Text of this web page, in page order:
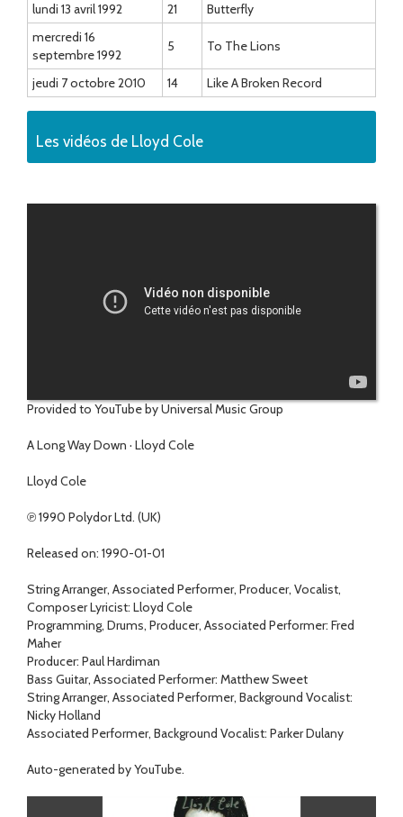
lundi 13 avril 1992
21
Butterfly
mercredi 16
septembre 1992
5 To The Lions
jeudi 7 octobre 2010 14 Like A Broken Record
Les vidéos de Lloyd Cole
Provided to YouTube by Universal Music Group
A Long Way Down · Lloyd Cole
Lloyd Cole
℗ 1990 Polydor Ltd. (UK)
Released on: 1990-01-01
String Arranger, Associated Performer, Producer, Vocalist,
Composer Lyricist: Lloyd Cole
Programming, Drums, Producer, Associated Performer: Fred
Maher
Producer: Paul Hardiman
Bass Guitar, Associated Performer: Matthew Sweet
String Arranger, Associated Performer, Background Vocalist:
Nicky Holland
Associated Performer, Background Vocalist: Parker Dulany
Auto-generated by YouTube.